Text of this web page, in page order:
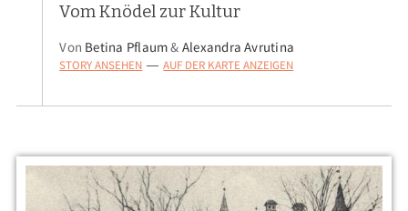
Vom Knödel zur Kultur
Von Betina Pflaum& Alexandra Avrutina
STORY ANSEHEN — AUF DER KARTE ANZEIGEN